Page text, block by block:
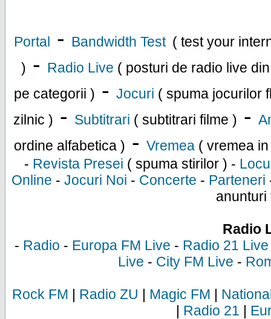
Portal - Bandwidth Test ( test your
) - Radio Live ( posturi de radio live
pe categorii ) - Jocuri ( spuma jocurilor
zilnic ) - Subtitrari ( subtitrari filme ) -
ordine alfabetica ) - Vremea ( vremea
- Revista Presei ( spuma stirilor ) -
Online - Jocuri Noi - Concerte - Parteneri
anunturi
Radio
- Radio - Europa FM Live - Radio 21 Live
Live - City FM Live -
Rock FM | Radio ZU | Magic FM |
| Radio 21 |